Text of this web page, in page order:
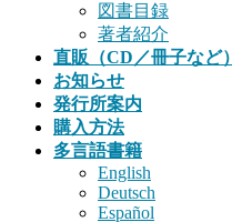
図書目録
著者紹介
直販（CD／冊子など）
お知らせ
発行所案内
購入方法
多言語書籍
English
Deutsch
Español